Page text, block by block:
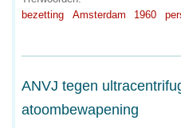
bezetting
Amsterdam 1960
ANVJ tegen
atoombewapening